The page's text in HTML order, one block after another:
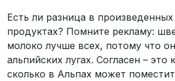
Есть ли разница в
продуктах? Помните рекламу:
молоко лучше всех, потому что
альпийских лугах. Согласен – это
сколько в Альпах может